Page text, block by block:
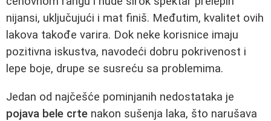
nijansi, uključujući i mat finiš. Međutim, kvalitet ovih
lakova takođe varira. Dok neke korisnice imaju
pozitivna iskustva, navodeći dobru pokrivenost i
lepe boje, drupe se susreću sa problemima.
Jedan od najčešće pominjanih nedostataka je
pojava bele crte nakon sušenja laka, što narušava